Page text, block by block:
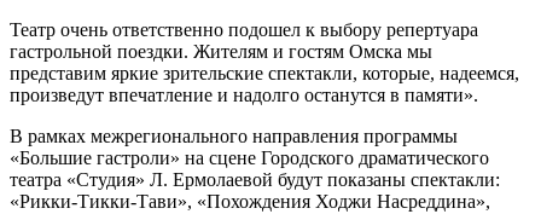
Театр очень ответственно подошел к выбору репертуара
гастрольной поездки. Жителям и гостям Омска мы
представим яркие зрительские спектакли, которые, надеемся,
произведут впечатление и надолго останутся в памяти».
В рамках межрегионального направления программы
«Большие гастроли» на сцене Городского драматического
театра «Студия» Л. Ермолаевой будут показаны спектакли:
«Рикки-Тикки-Тави», «Похождения Ходжи Насреддина»,